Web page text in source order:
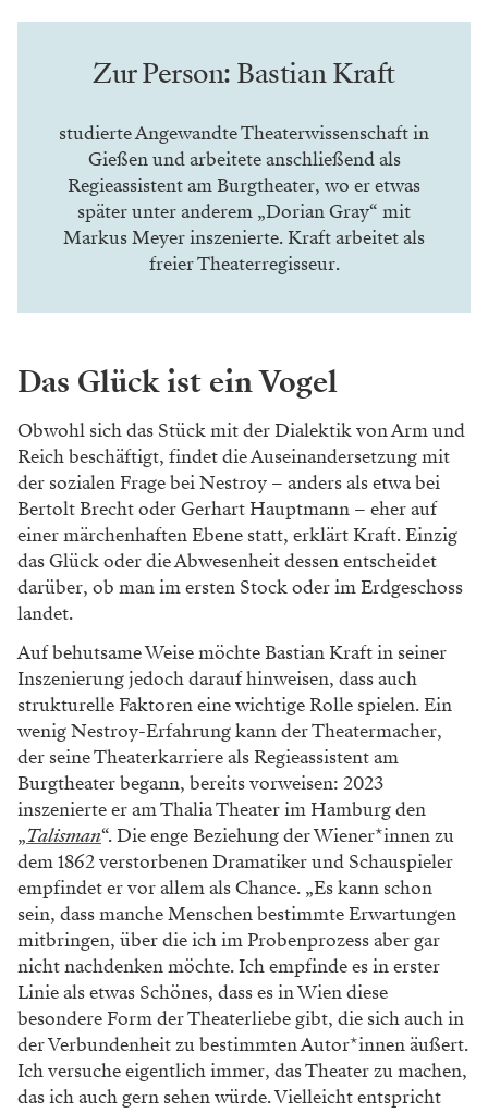
Die braucht es auch, wenn man eine Komödie mit
Doch genau darin besteht für denRegisseur, der am
Burgtheater unter anderemThomas Manns
„Zauberberg“ inszenierte, eingroßer Reiz. Wie auch
darin, dass NestroysEnsemblestück von Figuren
bevölkert ist, diehöchst ambivalent sind. Was er damit
meint? Bastian Kraft setzt sogleich zu einer
ihnen besser geht, kommt jedoch ihr Opportunismus
gnadenloser. Goldfuchs wird zunächst alsgierig und
unsympathisch gezeichnet, am Endeist er jedoch eine
der tragischsten Figuren imStück. Man möchte ihn am
liebsten in den Armnehmen. Nestroy mag seine
Figuren meistens lieber, solang sie unglücklich sind.
Sobald sich die Medaille wendet, werden sie zu
Opportunisten – zu Menschen, für die man plötzlich
eine große Antipathie empfindet."
Zur Person: Bastian Kraft
studierte Angewandte Theaterwissenschaft in
Gießen und arbeitete anschließend als
Regieassistent am Burgtheater, wo er etwas
später unter anderem „Dorian Gray“ mit
Markus Meyer inszenierte. Kraft arbeitet als
freier Theaterregisseur.
Das Glück ist ein Vogel
Obwohl sich das Stück mit der Dialektik vonArm und